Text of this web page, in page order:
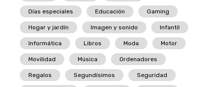
Días especiales Educación Gaming
Hogar y jardín Imagen y sonido Infantil
Informática Libros Moda Motor
Movilidad Música Ordenadores
Regalos Segundísimos Seguridad